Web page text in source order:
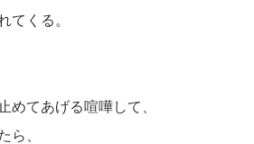
てくる。
めてあげる喧嘩して、
ら、